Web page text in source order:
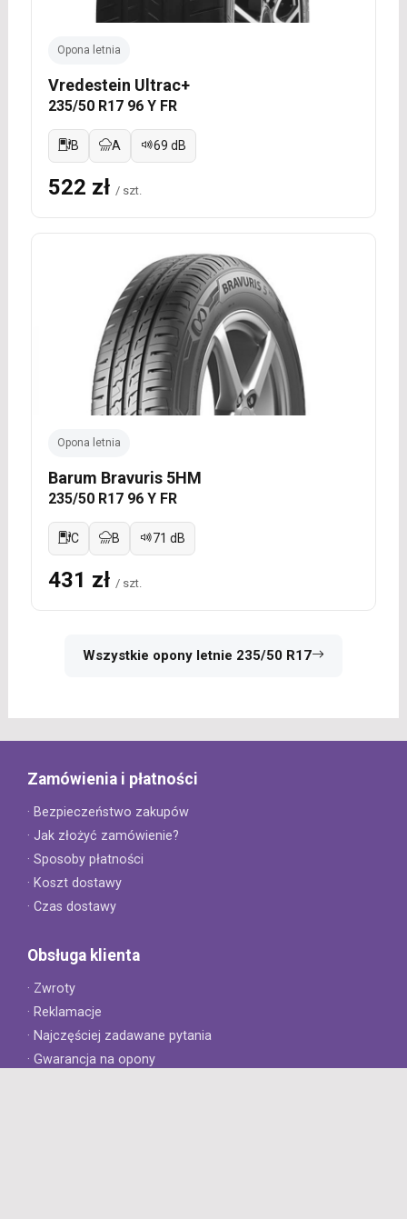
Opona letnia
Vredestein Ultrac+
235/50 R17 96 Y FR
B A 69 dB
522 zł / szt.
Opona letnia
Barum Bravuris 5HM
235/50 R17 96 Y FR
C B 71 dB
431 zł / szt.
Wszystkie opony letnie 235/50 R17
Zamówienia i płatności
· Bezpieczeństwo zakupów
· Jak złożyć zamówienie?
· Sposoby płatności
· Koszt dostawy
· Czas dostawy
Obsługa klienta
· Zwroty
· Reklamacje
· Najczęściej zadawane pytania
· Gwarancja na opony